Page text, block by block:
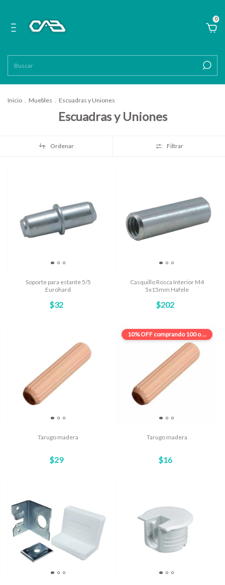
0
Inicio . Muebles . Escuadras y Uniones
Escuadras y Uniones
Ordenar Filtrar
Soporte para estante 5/5
Eurohard
$32
Casquillo Rosca Interior M4
5x15mm Hafele
$202
Tarugo madera
$29
Tarugo madera
$16
10% OFF comprando 100 o más